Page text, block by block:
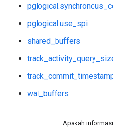
pglogical.use_spi
shared_buffers
wal_buffers
Apakah